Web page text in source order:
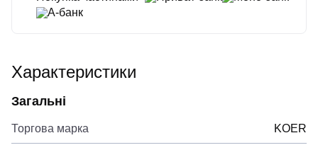
А-банк
Характеристики
Загальні
Торгова марка KOER